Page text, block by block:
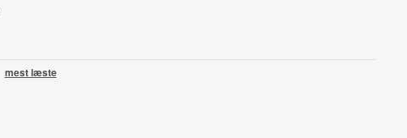
mest læste